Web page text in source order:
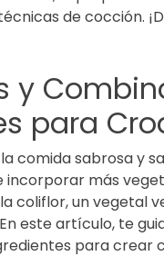
de cocción.
y
para
comida sabrosa y
más
coliflor, un vegetal
este artículo, te
para crear